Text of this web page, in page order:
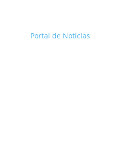
Portal de Notícias